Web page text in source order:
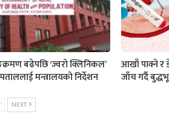
बढेपछि ‘ज्वरो क्लिनिकल’
मन्त्रालयको निर्देशन
आखाँ पाक्ने र
जाँच गर्दै
NEXT